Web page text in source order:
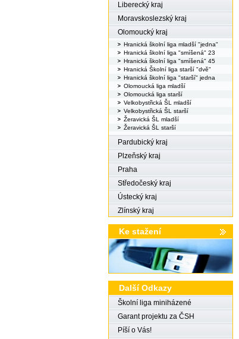
Liberecký kraj
Moravskoslezský kraj
Olomoucký kraj
Hranická školní liga mladší "jedna"
Hranická školní liga "smíšená" 23
Hranická školní liga "smíšená" 45
Hranická Školní liga starší "dvě"
Hranická školní liga "starší" jedna
Olomoucká liga mladší
Olomoucká liga starší
Velkobystřická ŠL mladší
Velkobystřická ŠL starší
Žeravická ŠL mladší
Žeravická ŠL starší
Pardubický kraj
Plzeňský kraj
Praha
Středočeský kraj
Ústecký kraj
Zlínský kraj
Ke stažení
Další Odkazy
Školní liga miniházené
Garant projektu za ČSH
Píší o Vás!